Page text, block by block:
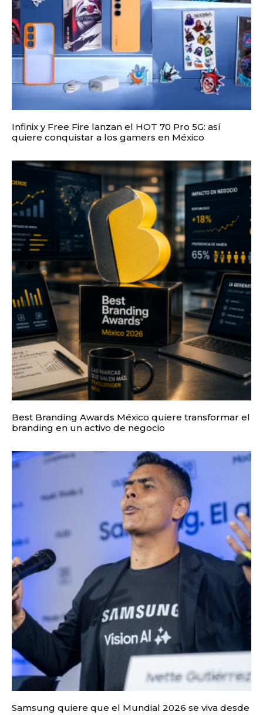
Infinix y Free Fire lanzan el HOT 70 Pro 5G: así
quiere conquistar a los gamers en México
Best Branding Awards México quiere transformar el
branding en un activo de negocio
Samsung quiere que el Mundial 2026 se viva desde